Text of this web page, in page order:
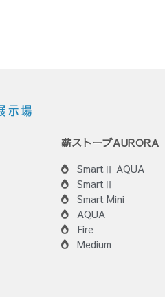
薪ストーブAURORA
SmartⅡ AQUA
SmartⅡ
Smart Mini
AQUA
Fire
Medium